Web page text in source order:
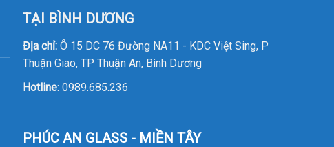
TẠI BÌNH DƯƠNG
Địa chỉ: Ô 15 DC 76 Đường NA11 - KDC Việt Sing, P
Thuận Giao, TP Thuận An, Bình Dương
Hotline:0989.685.236
PHÚC AN GLASS - MIỀN TÂY